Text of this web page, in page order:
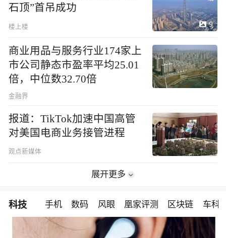
石顶”首吊成功
楼上楼 9
商业用品与服务行业174家上
市公司静态市盈率平均25.01
倍，中位数32.70倍
金融界
报道：TikTok加速中国高管
对美国电商业务接管进程
观点新媒体
展开更多
科技 手机 数码 风眼 凰家评测 区块链 车科